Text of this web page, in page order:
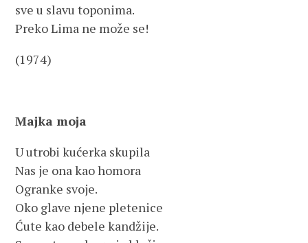
sve u slavu toponima.
Preko Lima ne može se!
(1974)
Majka moja
U utrobi kućerka skupila
Nas je ona kao homora
Ogranke svoje.
Oko glave njene pletenice
Ćute kao debele kandžije.